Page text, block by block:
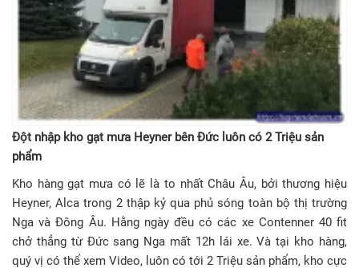
Đột nhập kho gạt mưa Heyner bên Đức luôn có 2 Triệu sản
phẩm
Kho hàng gạt mưa có lẽ là to nhất Châu Âu, bởi thương hiệu
Heyner, Alca trong 2 thập kỷ qua phủ sóng toàn bộ thị trường
Nga và Đông Âu. Hằng ngày đều có các xe Contenner 40 fit
chở thẳng từ Đức sang Nga mất 12h lái xe. Và tại kho hàng,
quý vị có thể xem Video, luôn có tới 2 Triệu sản phẩm, kho cực